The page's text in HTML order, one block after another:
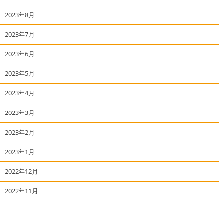
2023年8月
2023年7月
2023年6月
2023年5月
2023年4月
2023年3月
2023年2月
2023年1月
2022年12月
2022年11月